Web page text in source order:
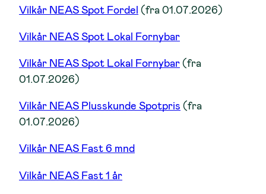
Vilkår NEAS Spot Fordel (fra 01.07.2026)
Vilkår NEAS Spot Lokal Fornybar
Vilkår NEAS Spot Lokal Fornybar(fra
01.07.2026)
Vilkår NEAS Plusskunde Spotpris (fra
01.07.2026)
Vilkår NEAS Fast 6 mnd
Vilkår NEAS Fast 1 år